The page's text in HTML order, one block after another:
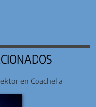
en Coachella